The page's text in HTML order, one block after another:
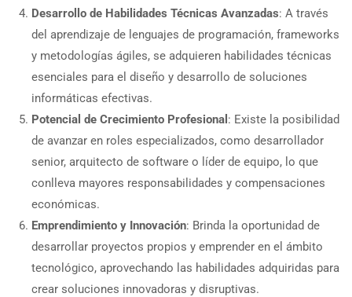
Desarrollo de Habilidades Técnicas Avanzadas: A través
del aprendizaje de lenguajes de programación, frameworks
y metodologías ágiles, se adquieren habilidades técnicas
esenciales para el diseño y desarrollo de soluciones
informáticas efectivas.
Potencial de Crecimiento Profesional : Existe la posibilidad
de avanzar en roles especializados, como desarrollador
senior, arquitecto de software o líder de equipo, lo que
conlleva mayores responsabilidades y compensaciones
económicas.
Emprendimiento y Innovación: Brinda la oportunidad de
desarrollar proyectos propios y emprender en el ámbito
tecnológico, aprovechando las habilidades adquiridas para
crear soluciones innovadoras y disruptivas.